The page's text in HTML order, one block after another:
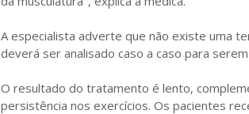
A especialista adverte que não existe uma
deverá ser analisado caso a caso para
O resultado do tratamento é lento,
persistência nos exercícios. Os pacientes